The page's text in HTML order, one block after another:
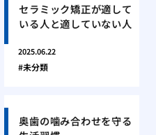
セラミック矯正が適して
いる人と適していない人
2025.06.22
未分類
奥歯の噛み合わせを守る